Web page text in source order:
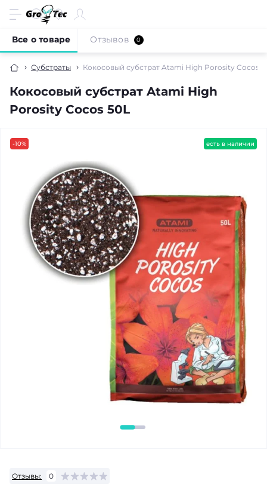
Субстраты Кокосовый субстрат Atami High Porosity Cocos
Кокосовый субстрат Atami High
Porosity Cocos 50L
Все о товаре Отзывов 0
-10% есть в наличии
Отзывы: 0